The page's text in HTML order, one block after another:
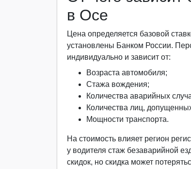
в Осе
Цена определяется базовой
установлены Банком России.
индивидуально и зависит от:
Возраста автомобиля;
Стажа вождения;
Количества аварийных
Количества лиц,
Мощности транспорта.
На стоимость влияет регион
у водителя стаж безаварийной
скидок, но скидка может